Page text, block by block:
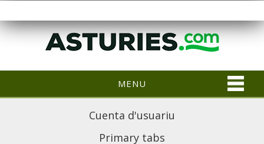
MENU
Cuenta d'usuariu
Primary tabs